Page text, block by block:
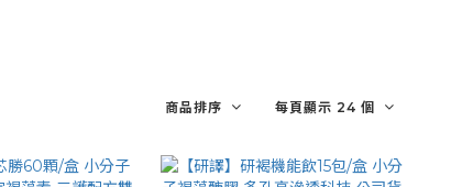
商品排序 每頁顯示 24 個